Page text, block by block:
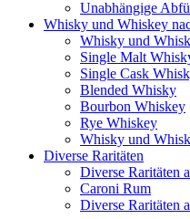
Unabhängige
Whisky und Whiskey
Whisky und
Single Malt
Single Cask
Blended Whisky
Bourbon Whiskey
Rye Whiskey
Whisky und
Diverse Raritäten
Diverse Raritäten
Caroni Rum
Diverse Raritäten